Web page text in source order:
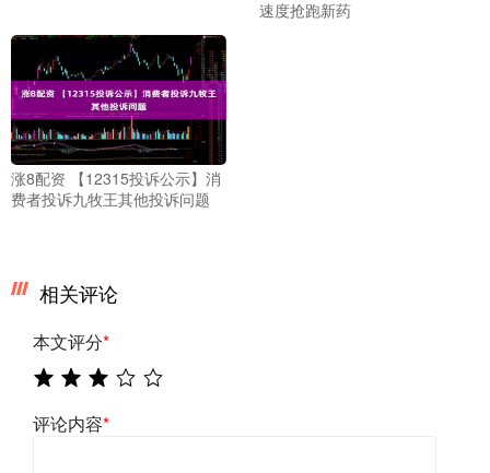
速度抢跑新药
涨8配资 【12315投诉公示】消
费者投诉九牧王其他投诉问题
相关评论
本文评分*
评论内容*